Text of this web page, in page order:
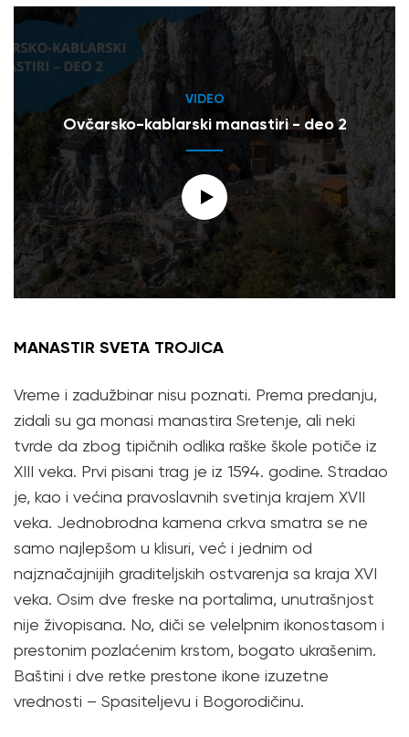
VIDEO
Ovčarsko-kablarski manastiri - deo 2
MANASTIR SVETA TROJICA
Vreme i zadužbinar nisu poznati. Prema predanju,
zidali su ga monasi manastira Sretenje, ali neki
tvrde da zbog tipičnih odlika raške škole potiče iz
XIII veka. Prvi pisani trag je iz 1594. godine. Stradao
je, kao i većina pravoslavnih svetinja krajem XVII
veka. Jednobrodna kamena crkva smatra se ne
samo najlepšom u klisuri, već i jednim od
najznačajnijih graditeljskih ostvarenja sa kraja XVI
veka. Osim dve freske na portalima, unutrašnjost
nije živopisana. No, diči se velelpnim ikonostasom i
prestonim pozlaćenim krstom, bogato ukrašenim.
Baštini i dve retke prestone ikone izuzetne
vrednosti – Spаsiteljevu i Bogorodičinu.